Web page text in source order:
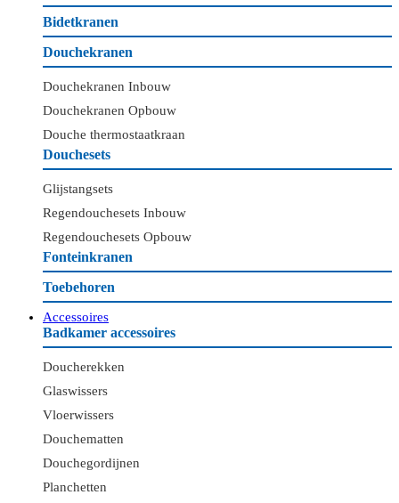
Bidetkranen
Douchekranen
Douchekranen Inbouw
Douchekranen Opbouw
Douche thermostaatkraan
Douchesets
Glijstangsets
Regendouchesets Inbouw
Regendouchesets Opbouw
Fonteinkranen
Toebehoren
Accessoires
Badkamer accessoires
Doucherekken
Glaswissers
Vloerwissers
Douchematten
Douchegordijnen
Planchetten